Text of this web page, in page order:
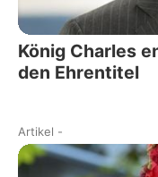
König Charles
den Ehrentitel
Artikel -